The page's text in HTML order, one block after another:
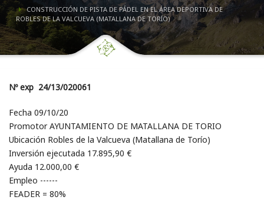
CONSTRUCCIÓN DE PISTA DE PÁDEL EN EL ÁREA DEPORTIVA DE
ROBLES DE LA VALCUEVA (MATALLANA DE TORÍO)
Nº exp 24/13/020061
Fecha 09/10/20
Promotor AYUNTAMIENTO DE MATALLANA DE TORIO
Ubicación Robles de la Valcueva (Matallana de Torío)
Inversión ejecutada 17.895,90 €
Ayuda 12.000,00 €
Empleo ------
FEADER = 80%